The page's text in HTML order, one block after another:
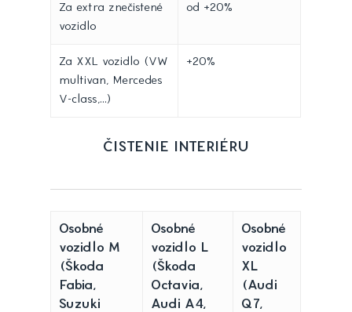
Za extra znečistené
vozidlo
od +20%
Za XXL vozidlo (VW
multivan, Mercedes
V-class,...)
+20%
ČISTENIE INTERIÉRU
Osobné
vozidlo M
(Škoda
Fabia,
Suzuki
Osobné
vozidlo L
(Škoda
Octavia,
Audi A4,
Osobné
vozidlo
XL
(Audi
Q7,